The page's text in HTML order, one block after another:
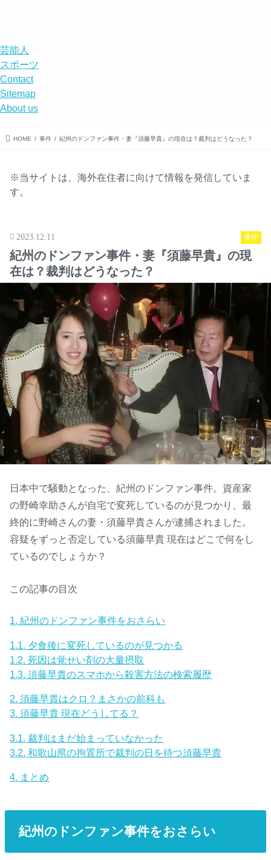
芸能人
スポーツ
Contact
Sitemap
About us
HOME 事件 紀州のドンファン事件・妻『須藤早貴』の現在は？裁判はどうなった？
※当サイトは、海外在住者に向けて情報を発信していま
す。
事件
2023.12.11
紀州のドンファン事件・妻『須藤早貴』の現
在は？裁判はどうなった？
日本中で騒動となった、紀州のドンファン事件。資産家
の野崎幸助さんが自宅で変死しているのが見つかり、最
終的に野崎さんの妻・須藤早貴さんが逮捕されました。
容疑をずっと否定している須藤早貴 現在はどこで何をし
ているのでしょうか？
この記事の目次
1. 紀州のドンファン事件をおさらい
1.1. 夕食後に変死しているのが見つかる
1.2. 死因は覚せい剤の大量摂取
1.3. 須藤早貴のスマホから殺害方法の検索履歴
2. 須藤早貴はクロ？まさかの前科も
3. 須藤早貴 現在どうしてる？
3.1. 裁判はまだ始まっていなかった
3.2. 和歌山県の拘置所で裁判の日を待つ須藤早貴
4. まとめ
紀州のドンファン事件をおさらい